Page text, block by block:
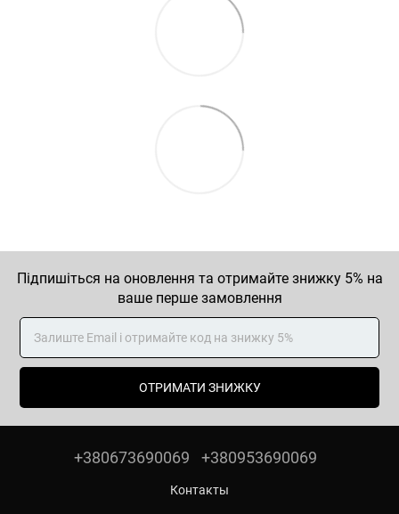
Підпишіться на оновлення та отримайте знижку 5% на
ваше перше замовлення
ОТРИМАТИ ЗНИЖКУ
+380673690069 +380953690069
Контакты